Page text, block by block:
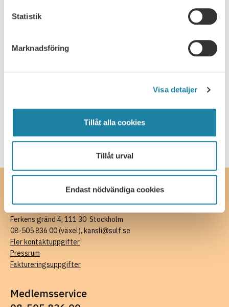
Statistik
Marknadsföring
Visa detaljer
Tillåt alla cookies
Tillåt urval
Endast nödvändiga cookies
Årsmöte 2024
Kontakta oss
SULF, Sveriges universitetslärare och forskare
Ferkens gränd 4, 111 30 Stockholm
08-505 836 00 (växel), kansli@sulf.se
Fler kontaktuppgifter
Pressrum
Faktureringsuppgifter
Medlemsservice